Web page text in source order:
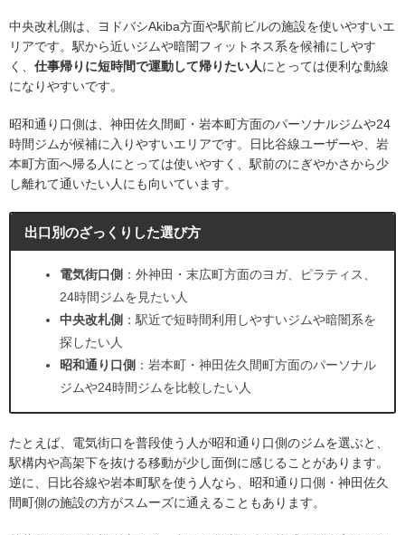
中央改札側は、ヨドバシAkiba方面や駅前ビルの施設を使いやすいエ
リアです。駅から近いジムや暗闇フィットネス系を候補にしやす
く、 仕事帰りに短時間で運動して帰りたい人にとっては便利な動線
になりやすいです。
昭和通り口側は、神田佐久間町・岩本町方面のパーソナルジムや24
時間ジムが候補に入りやすいエリアです。日比谷線ユーザーや、岩
本町方面へ帰る人にとっては使いやすく、駅前のにぎやかさから少
し離れて通いたい人にも向いています。
出口別のざっくりした選び方
電気街口側 ：外神田・末広町方面のヨガ、ピラティス、
24時間ジムを見たい人
中央改札側 ：駅近で短時間利用しやすいジムや暗闇系を
探したい人
昭和通り口側 ：岩本町・神田佐久間町方面のパーソナル
ジムや24時間ジムを比較したい人
たとえば、電気街口を普段使う人が昭和通り口側のジムを選ぶと、
駅構内や高架下を抜ける移動が少し面倒に感じることがあります。
逆に、日比谷線や岩本町駅を使う人なら、昭和通り口側・神田佐久
間町側の施設の方がスムーズに通えることもあります。